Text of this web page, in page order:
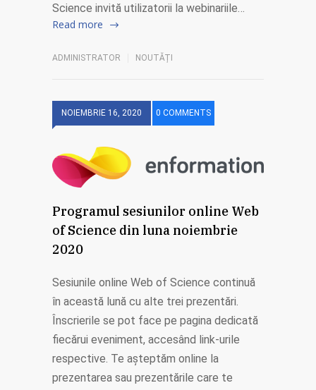
Science invită utilizatorii la webinariile…
Read more
ADMINISTRATOR NOUTĂȚI
NOIEMBRIE 16, 2020 0 COMMENTS
Programul sesiunilor online Web
of Science din luna noiembrie
2020
Sesiunile online Web of Science continuă
în această lună cu alte trei prezentări.
Înscrierile se pot face pe pagina dedicată
fiecărui eveniment, accesând link-urile
respective. Te așteptăm online la
prezentarea sau prezentările care te